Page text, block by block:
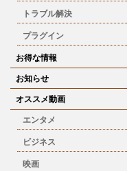
トラブル解決
プラグイン
お得な情報
お知らせ
オススメ動画
エンタメ
ビジネス
映画